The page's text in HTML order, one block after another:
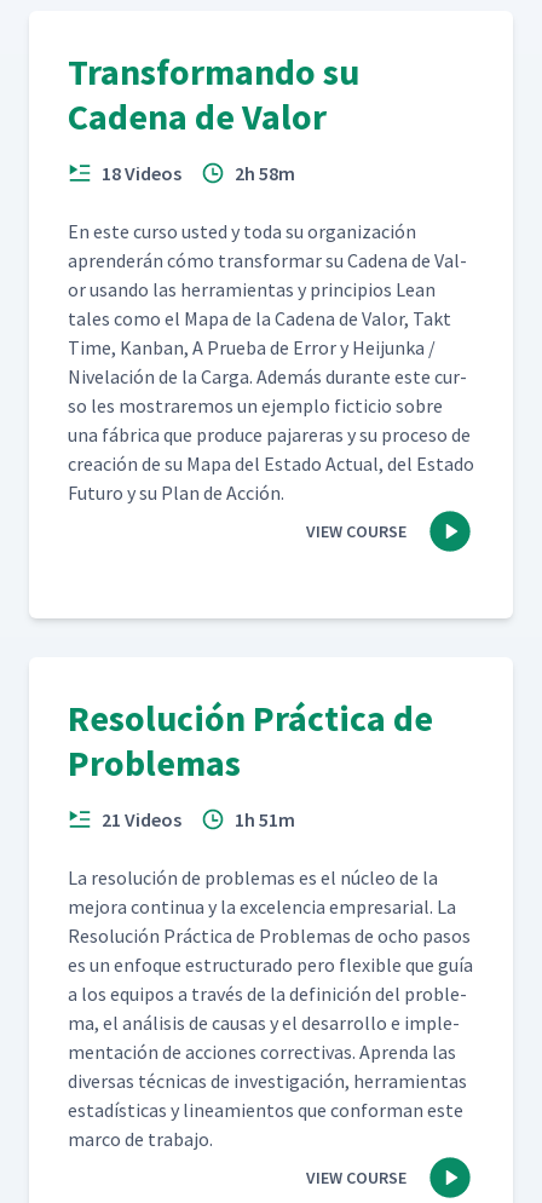
Transformando su
Cadena de Valor
18 Videos 2h 58m
En este cur­so ust­ed y toda su orga­ni­zación
apren­derán cómo trans­for­mar su Cade­na de Val­
or usan­do las her­ramien­tas y prin­ci­p­ios Lean
tales como el Mapa de la Cade­na de Val­or, Takt
Time, Kan­ban, A Prue­ba de Error y Hei­jun­ka /
Nivelación de la Car­ga. Además durante este cur­
so les mostraremos un ejem­p­lo fic­ti­cio sobre
una fábri­ca que pro­duce pajar­eras y su pro­ce­so de
creación de su Mapa del Esta­do Actu­al, del Esta­do
Futuro y su Plan de Acción.
VIEW COURSE
Resolución Práctica de
Problemas
21 Videos 1h 51m
La res­olu­ción de prob­le­mas es el núcleo de la
mejo­ra con­tin­ua y la exce­len­cia empre­sar­i­al. La
Res­olu­ción Prác­ti­ca de Prob­le­mas de ocho pasos
es un enfoque estruc­tura­do pero flex­i­ble que guía
a los equipos a través de la defini­ción del prob­le­
ma, el análi­sis de causas y el desar­rol­lo e imple­
mentación de acciones cor­rec­ti­vas. Apren­da las
diver­sas téc­ni­cas de inves­ti­gación, her­ramien­tas
estadís­ti­cas y lin­eamien­tos que con­for­man este
mar­co de trabajo.
VIEW COURSE